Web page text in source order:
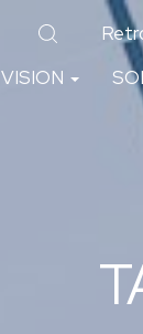
VISION